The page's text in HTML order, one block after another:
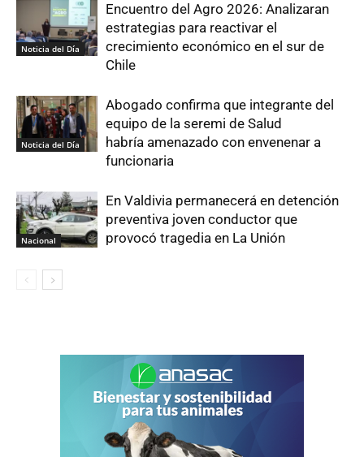
Noticia del Día
Encuentro del Agro 2026: Analizaran
estrategias para reactivar el
crecimiento económico en el sur de
Chile
Noticia del Día
Abogado confirma que integrante del
equipo de la seremi de Salud
habría amenazado con envenenar a
funcionaria
Nacional
En Valdivia permanecerá en detención
preventiva joven conductor que
provocó tragedia en La Unión